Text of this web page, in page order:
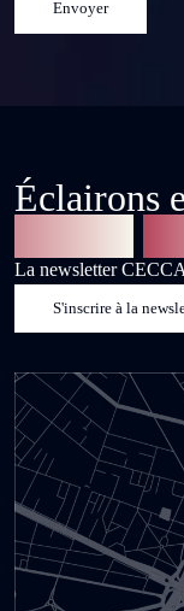
Éclairons
La newsletter CECCA
S'inscrire à la